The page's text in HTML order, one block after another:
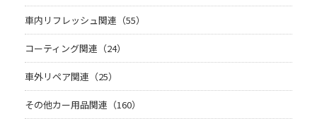
車内リフレッシュ関連（55）
コーティング関連（24）
車外リペア関連（25）
その他カー用品関連（160）